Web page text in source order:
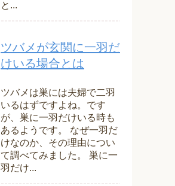
と...
ツバメが玄関に一羽だ
けいる場合とは
ツバメは巣には夫婦で二羽
いるはずですよね。です
が、巣に一羽だけいる時も
あるようです。 なぜ一羽だ
けなのか、その理由につい
て調べてみました。 巣に一
羽だけ...